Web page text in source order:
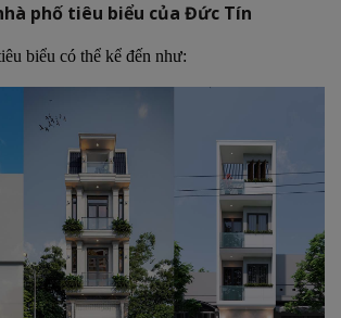
phố tiêu biểu của Đức Tín
biểu có thể kể đến như: